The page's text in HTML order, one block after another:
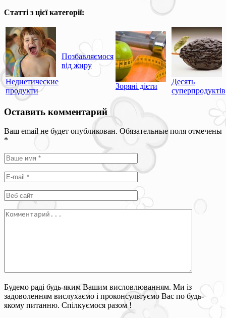
Статті з цієї категорії:
Недиетические
продукти
Позбавляємося
від жиру
Зоряні дієти
Десять
суперпродуктів
Оставить комментарий
Ваш email не будет опубликован. Обязательные поля отмечены
*
Будемо раді будь-яким Вашим висловлюванням. Ми із
задоволенням вислухаємо і проконсультуємо Вас по будь-
якому питанню. Спілкуємося разом !